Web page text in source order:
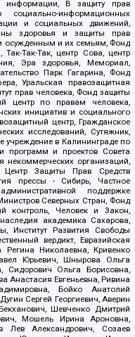
информации, В защиту прав
информационных
и социальных движений,
здоровья и защиты прав
осужденным и их семьям, Фонд
Так-Так, центр Сова, центр
Эра здоровья, Мемориал,
Парк Гагарина, Фонд
Уральская правозащитная
прав человека, Фонд защиты
центр по правам человека,
инициатив и социального
центр, Гражданское
исследований, Сутяжник,
в Калининграде по
программ и проектов Совета
некоммерческих организаций,
Центр Защиты Прав Средств
прессы - Сибирь, Частное
поддержке
Северных Стран, Фонд
контроль, Человек и Закон,
академика Сахарова,
Институт Развития Свободы
вердикт, Евразийская
Регина Николаевна, Кривенко
Юрьевич, Шнырова Ольга
Ольга Борисовна,
Анастасия Евгеньевна, Ривина
Бойко Анатолий
Сергей Георгиевич, Аверин
Шевченко Дмитрий
Мошель Ирина Ароновна,
Лев Александрович, Созаев